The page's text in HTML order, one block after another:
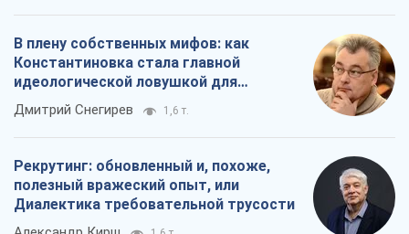
В плену собственных мифов: как
Константиновка стала главной
идеологической ловушкой для
российских оккупантов
Дмитрий Снегирев 1,6 т.
Рекрутинг: обновленный и, похоже,
полезный вражеский опыт, или
Диалектика требовательной трусости